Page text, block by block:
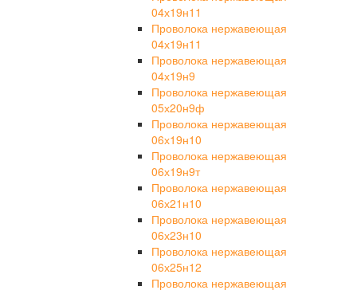
04х19н11
Проволока нержавеющая
04х19н11
Проволока нержавеющая
04х19н9
Проволока нержавеющая
05х20н9ф
Проволока нержавеющая
06х19н10
Проволока нержавеющая
06х19н9т
Проволока нержавеющая
06х21н10
Проволока нержавеющая
06х23н10
Проволока нержавеющая
06х25н12
Проволока нержавеющая